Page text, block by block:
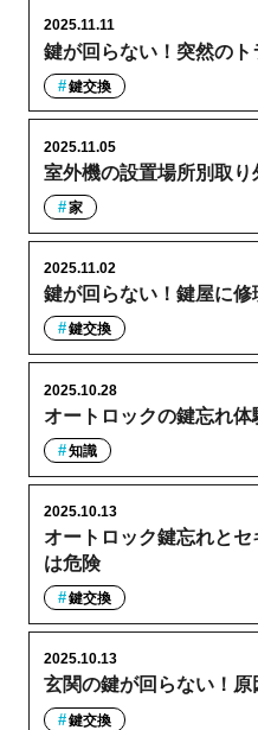
鍵が回らない！突然の
2025.11.11
鍵交換
室外機の設置場所別取
2025.11.05
家
鍵が回らない！鍵屋に
2025.11.02
鍵交換
オートロックの鍵忘れ
2025.10.28
知識
オートロック鍵忘れと
は危険
2025.10.13
鍵交換
玄関の鍵が回らない！
2025.10.13
鍵交換